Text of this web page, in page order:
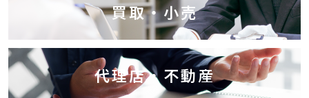
買取・小売
代理店・不動産